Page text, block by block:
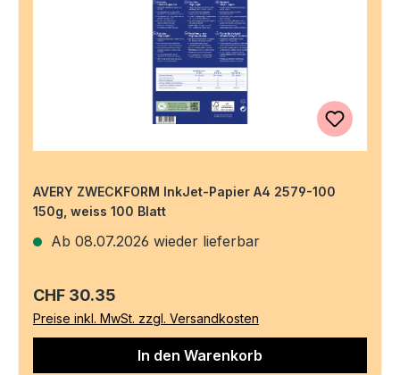
AVERY ZWECKFORM InkJet-Papier A4 2579-100
150g, weiss 100 Blatt
Ab 08.07.2026 wieder lieferbar
Regulärer Preis:
CHF 30.35
Preise inkl. MwSt. zzgl. Versandkosten
In den Warenkorb